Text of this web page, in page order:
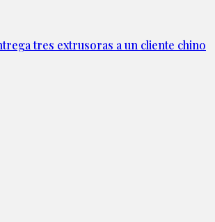
tres extrusoras a un cliente chino